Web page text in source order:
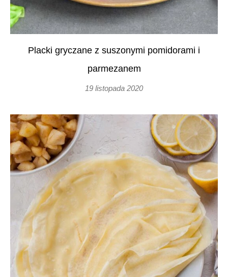
Placki gryczane z suszonymi pomidorami i
parmezanem
19 listopada 2020